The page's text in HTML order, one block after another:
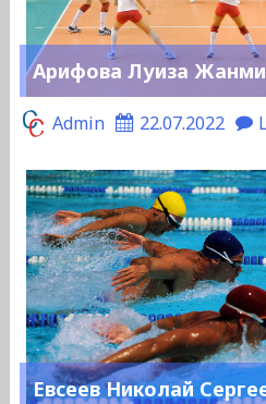
Арифова Луиза
Admin 22.07.2022
Евсеев Николай